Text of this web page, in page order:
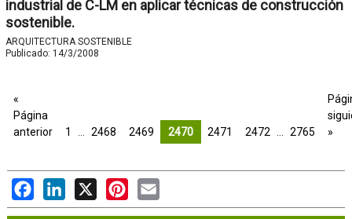
industrial de C-LM en aplicar técnicas de construcción
sostenible.
ARQUITECTURA SOSTENIBLE
Publicado: 14/3/2008
«
Página
anterior
1 2468 2469 2470 2471 2472 2765
»
FacebookLinkedIn
X PinterestEmail